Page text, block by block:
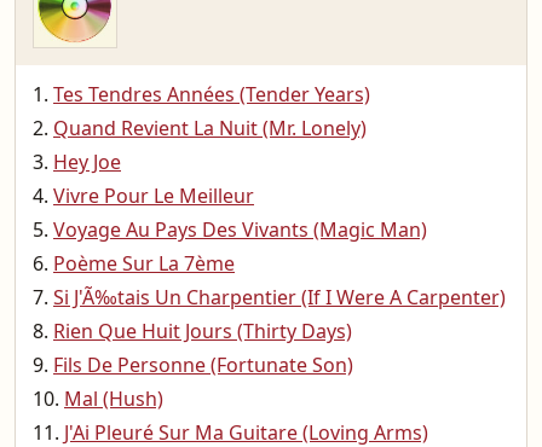
Tes Tendres Années (Tender Years)
Quand Revient La Nuit (Mr. Lonely)
Hey Joe
Vivre Pour Le Meilleur
Voyage Au Pays Des Vivants (Magic Man)
Poème Sur La 7ème
Si J'Ã‰tais Un Charpentier (If I Were A Carpenter)
Rien Que Huit Jours (Thirty Days)
Fils De Personne (Fortunate Son)
Mal (Hush)
J'Ai Pleuré Sur Ma Guitare (Loving Arms)